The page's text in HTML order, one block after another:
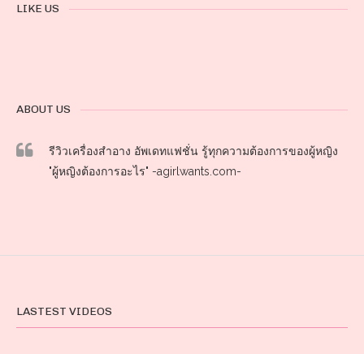
LIKE US
ABOUT US
รีวิวเครื่องสำอาง อัพเดทแฟชั่น รู้ทุกความต้องการของผู้หญิง
"ผู้หญิงต้องการอะไร" -agirlwants.com-
LASTEST VIDEOS